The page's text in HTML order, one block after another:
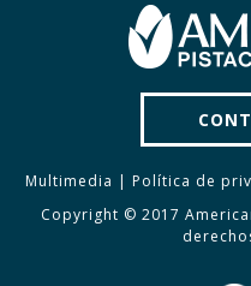
Multimedia | Política de
Copyright © 2017